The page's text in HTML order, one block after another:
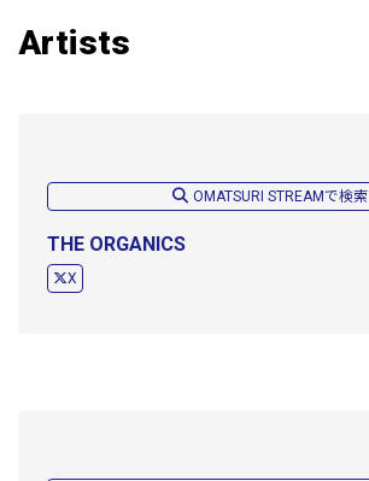
Artists
OMATSURI STREAMで検索
THE ORGANICS
X